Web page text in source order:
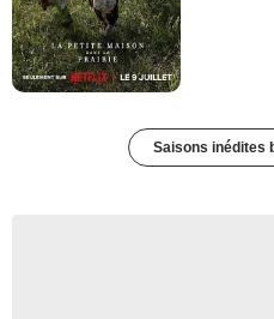
Saisons inédites